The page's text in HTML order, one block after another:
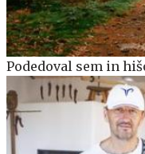
Podedoval sem in